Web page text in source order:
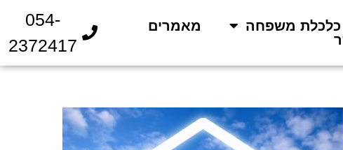
כלכלת משפחה
מאמרים
054-
2372417